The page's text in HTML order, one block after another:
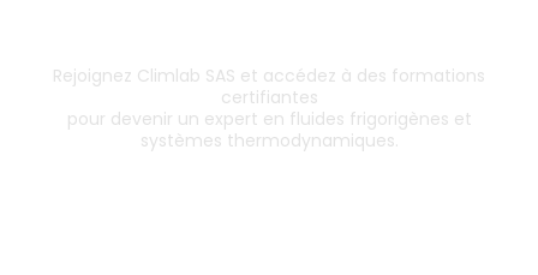
Rejoignez Climlab SAS et accédez à des formations
certifiantes
pour devenir un expert en fluides frigorigènes et
systèmes thermodynamiques.